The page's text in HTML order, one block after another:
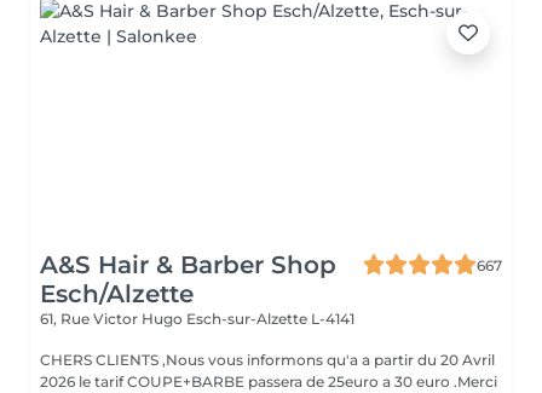
A&S Hair & Barber Shop
Esch/Alzette
667
61, Rue Victor Hugo Esch-sur-Alzette L-4141
CHERS CLIENTS ,Nous vous informons qu'a a partir du 20 Avril
2026 le tarif COUPE+BARBE passera de 25euro a 30 euro .Merci